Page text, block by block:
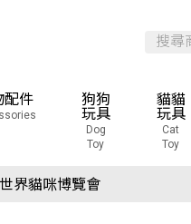
配件
狗狗
玩具
Dog
Toy
貓貓
玩具
Cat
Toy
界貓咪博覽會